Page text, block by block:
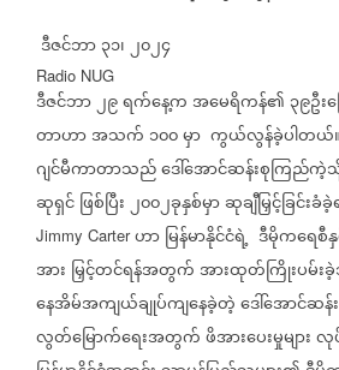
ဒီဇင်ဘာ၃၁၊၂၀၂၄
Radio NUG
ဒီဇင်ဘာ၂၉ရက်နေ့ကအမေရိကန်၏ ၃၉ဦး
တာဟာအသက် ၁၀၀မှာ ကွယ်လွန်ခဲ့ပါတယ်။
ဂျင်မီကာတာသည်ဒေါ်အောင်ဆန်းစုကြည်
ဆုရှင်ဖြစ်ပြီး၂၀၀၂ခုနှစ်မှာဆုချီမြှင့်ခြင်း
Jimmy Carterဟာမြန်မာနိုင်ငံရဲ့ ဒီမိုကရေစီ
အား မြှင့်တင်ရန်အတွက်အားထုတ်ကြိုးပမ်း
နေအိမ်အကျယ်ချုပ်ကျနေခဲ့တဲ့ဒေါ်အောင်ဆ
လွတ်မြောက်ရေးအတွက်ဖိအားပေးမှုများလု